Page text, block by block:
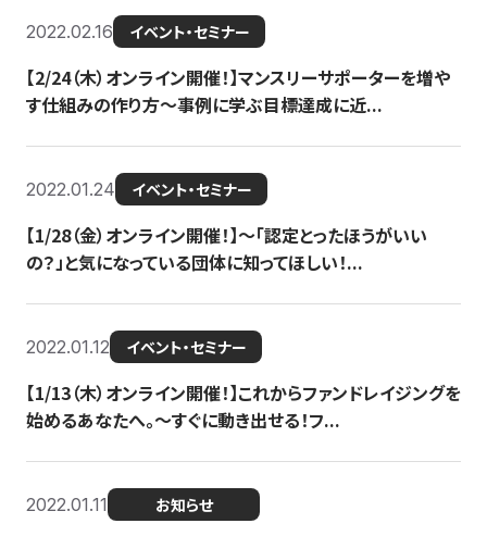
2022.02.16 イベント・セミナー
【2/24（木）オンライン開催！】マンスリーサポーターを増や
す仕組みの作り方〜事例に学ぶ目標達成に近...
2022.01.24 イベント・セミナー
【1/28（金）オンライン開催！】〜「認定とったほうがいい
の？」と気になっている団体に知ってほしい！...
2022.01.12 イベント・セミナー
【1/13（木）オンライン開催！】これからファンドレイジングを
始めるあなたへ。〜すぐに動き出せる！フ...
2022.01.11 お知らせ